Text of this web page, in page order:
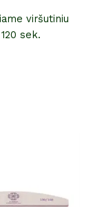
viršutiniu
sek.